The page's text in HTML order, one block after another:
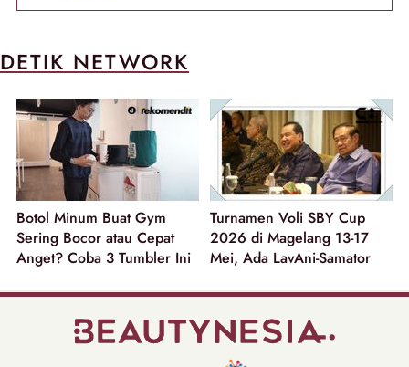
DETIK NETWORK
Botol Minum Buat Gym
Sering Bocor atau Cepat
Anget? Coba 3 Tumbler Ini
Turnamen Voli SBY Cup
2026 di Magelang 13-17
Mei, Ada LavAni-Samator